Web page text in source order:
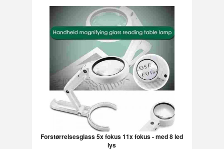
Forstørrelsesglass 5x fokus 11x fokus - med 8 led
lys